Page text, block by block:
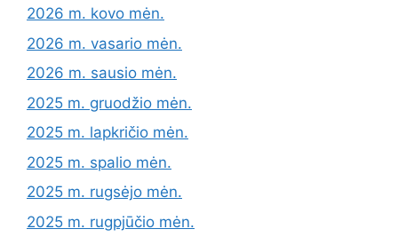
2026 m. kovo mėn.
2026 m. vasario mėn.
2026 m. sausio mėn.
2025 m. gruodžio mėn.
2025 m. lapkričio mėn.
2025 m. spalio mėn.
2025 m. rugsėjo mėn.
2025 m. rugpjūčio mėn.